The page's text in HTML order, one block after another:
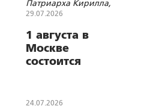
Патриарха Кирилла,
несомненно, таким
нашего Отечества
29.07.2026
1 августа в
Москве
состоится
к 112-й
24.07.2026